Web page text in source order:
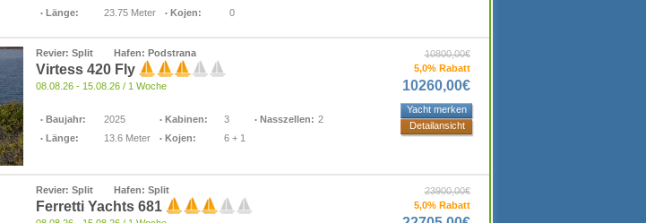
Länge:
23.75 Meter
Kojen:
0
Revier: Split Hafen: Podstrana
Virtess 420 Fly
08.08.26 - 15.08.26 / 1 Woche
Baujahr:
2025
Länge:
13.6 Meter
Kabinen:
3
Kojen:
6 + 1
Nasszellen: 2
10800,00€
5,0% Rabatt
10260,00€
Yacht merken
Detailansicht
Revier: Split Hafen: Split
Ferretti Yachts 681
23900,00€
5,0% Rabatt